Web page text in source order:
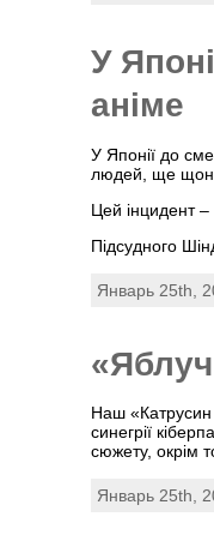
У
аніме
У Японії до
людей, ще
Цей інцидент –
Підсудного
Январь 25th,
Наш «Катрусин
синегрії
сюжету, окрім
Январь 25th,